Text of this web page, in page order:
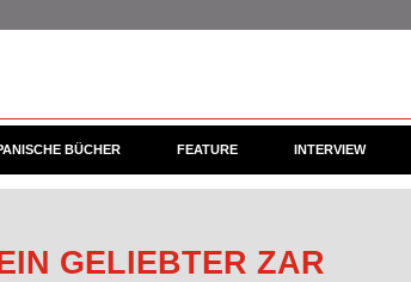
BÜCHER FEATURE INTERVIEW
GELIEBTER ZAR